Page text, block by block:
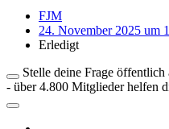
FJM
24. November 2025 um
Erledigt
Stelle deine Frage
- über 4.800 Mitglieder helfen